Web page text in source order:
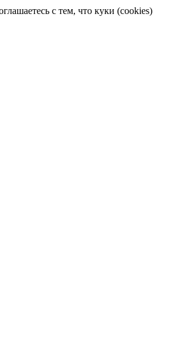
с тем, что куки (cookies)